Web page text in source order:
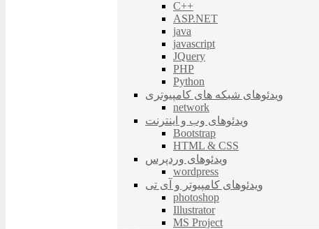
C++
ASP.NET
java
javascript
JQuery
PHP
Python
ویدئوهای شبکه های کامپیوتری
network
ویدئوهای وب و اینترنت
Bootstrap
HTML & CSS
ویدئوهای وردپرس
wordpress
ویدئوهای کامپیوتر و آی تی
photoshop
Illustrator
MS Project